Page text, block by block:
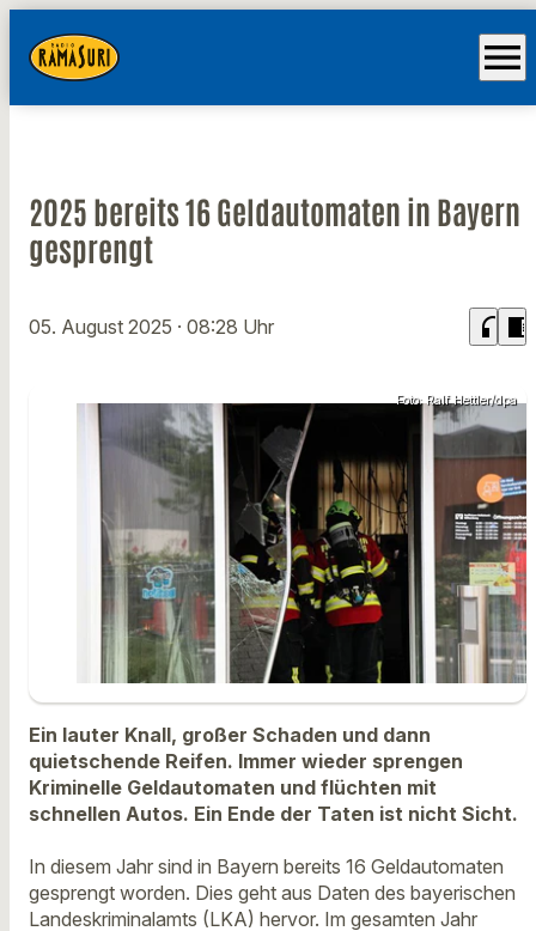
menu
2025 bereits 16 Geldautomaten in Bayern
gesprengt
05. August 2025 · 08:28 Uhr headphones chrome_reader_mode
Foto: Ralf Hettler/dpa
Ein lauter Knall, großer Schaden und dann
quietschende Reifen. Immer wieder sprengen
Kriminelle Geldautomaten und flüchten mit
schnellen Autos. Ein Ende der Taten ist nicht Sicht.
In diesem Jahr sind in Bayern bereits 16 Geldautomaten
gesprengt worden. Dies geht aus Daten des bayerischen
Landeskriminalamts (LKA) hervor. Im gesamten Jahr